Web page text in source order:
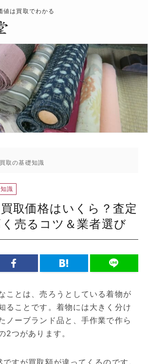
値は買取でわかる
取の基礎知識
識
買取価格はいくら？査定
売るコツ＆業者選び
ことは、売ろうとしている着物が
ることです。着物には大きく分け
ノーブランド品と、手作業で作ら
2つがあります。
すが買取額が違ってくるのです。